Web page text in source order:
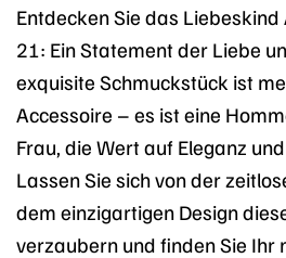
Entdecken Sie das
21: Ein Statement der Liebe
exquisite Schmuckstück ist
Accessoire – es ist eine
Frau, die Wert auf Eleganz
Lassen Sie sich von der
dem einzigartigen Design
verzaubern und finden Sie Ihr